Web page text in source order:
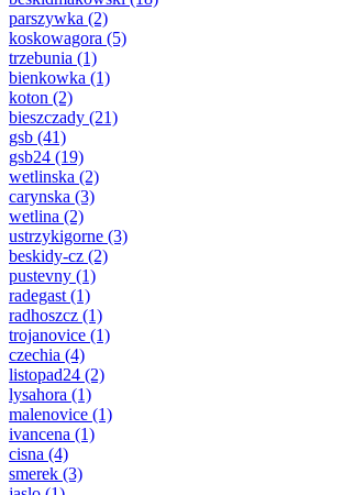
parszywka (2)
koskowagora (5)
trzebunia (1)
bienkowka (1)
koton (2)
bieszczady (21)
gsb (41)
gsb24 (19)
wetlinska (2)
carynska (3)
wetlina (2)
ustrzykigorne (3)
beskidy-cz (2)
pustevny (1)
radegast (1)
radhoszcz (1)
trojanovice (1)
czechia (4)
listopad24 (2)
lysahora (1)
malenovice (1)
ivancena (1)
cisna (4)
smerek (3)